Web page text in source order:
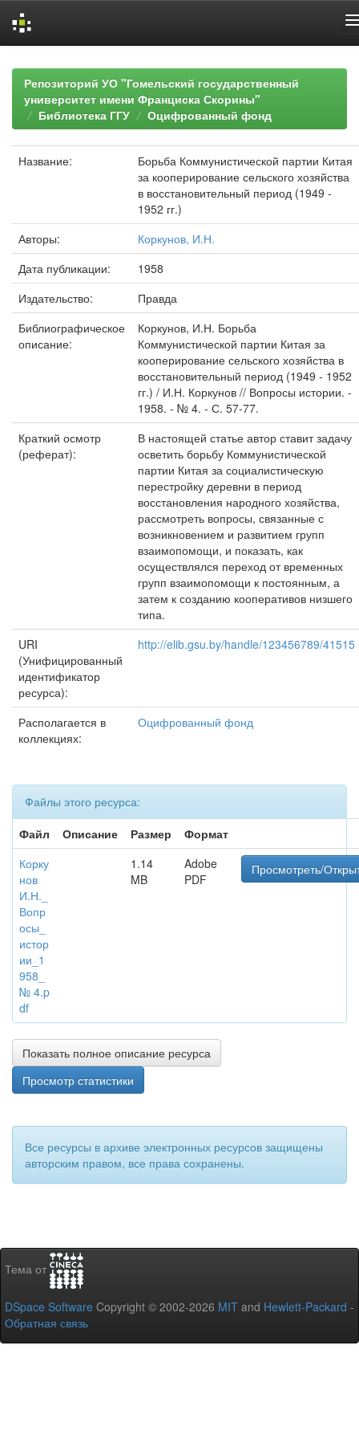
navigationРепозиторий УО "Гомельский государственный
университет имени Франциска Скорины"
Библиотека ГГУ
Оцифрованный фонд
Название:
Борьба Коммунистической партии Китая
за кооперирование сельского хозяйства
в восстановительный период (1949 -
1952 гг.)
Авторы:
Коркунов, И.Н.
Дата публикации:
1958
Издательство:
Правда
Библиографическое
описание:
Коркунов, И.Н. Борьба
Коммунистической партии Китая за
кооперирование сельского хозяйства в
восстановительный период (1949 - 1952
гг.) / И.Н. Коркунов // Вопросы истории. -
1958. - № 4. - С. 57-77.
Краткий осмотр
(реферат):
В настоящей статье автор ставит задачу
осветить борьбу Коммунистической
партии Китая за социалистическую
перестройку деревни в период
восстановления народного хозяйства,
рассмотреть вопросы, связанные с
возникновением и развитием групп
взаимопомощи, и показать, как
осуществлялся переход от временных
групп взаимопомощи к постоянным, а
затем к созданию кооперативов низшего
типа.
URI
(Унифицированный
идентификатор
ресурса):
http://elib.gsu.by/handle/123456789/41515
Располагается в
коллекциях:
Оцифрованный фонд
Файлы этого ресурса:
Файл
Описание Размер
Формат
Корку
нов
И.Н._
Вопр
осы_
истор
ии_1
958_
№ 4.p
df
1.14
MB
Adobe
PDF
Просмотреть/
Показать полное описание ресурса
Просмотр статистики
Все ресурсы в архиве электронных ресурсов защищены
авторским правом, все права сохранены.
Тема от
DSpace Software Copyright © 2002-2026 MIT and Hewlett-Packard -
Обратная связь